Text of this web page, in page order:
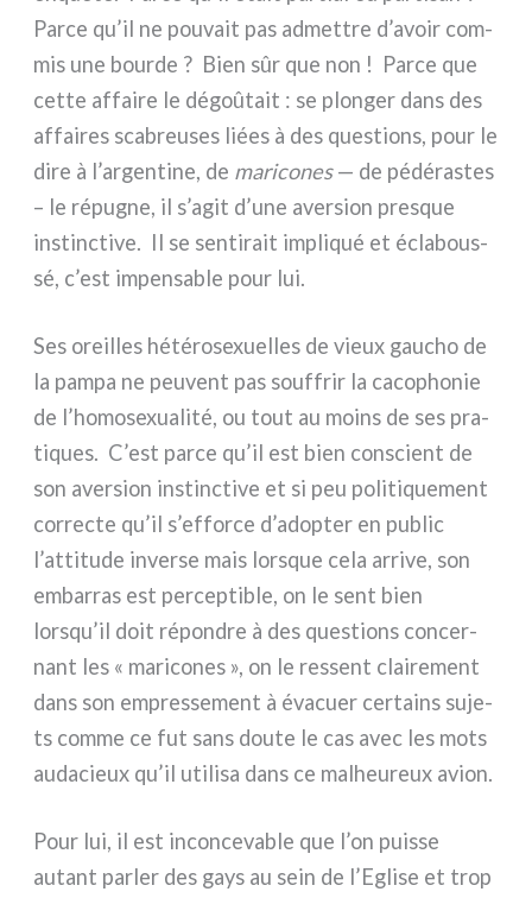
Parce qu’il ne pou­vait pas admet­tre d’avoir com­
mis une bour­de ? Bien sûr que non ! Parce que
cet­te affai­re le dégoû­tait : se plon­ger dans des
affai­res sca­breu­ses liées à des que­stions, pour le
dire à l’argentine, de mari­co­nes— de pédé­ra­stes
– le répu­gne, il s’agit d’une aver­sion pre­sque
instinc­ti­ve. Il se sen­ti­rait impli­qué et écla­bous­
sé, c’est impen­sa­ble pour lui.
Ses oreil­les hété­ro­se­xuel­les de vieux gau­cho de
la pam­pa ne peu­vent pas souf­frir la caco­pho­nie
de l’homosexualité, ou tout au moins de ses pra­
ti­ques. C’est par­ce qu’il est bien con­scient de
son aver­sion instinc­ti­ve et si peu poli­ti­que­ment
cor­rec­te qu’il s’efforce d’adopter en public
l’attitude inver­se mais lor­sque cela arri­ve, son
embar­ras est per­cep­ti­ble, on le sent bien
lorsqu’il doit répon­dre à des que­stions con­cer­
nant les « mari­co­nes », on le res­sent clai­re­ment
dans son empres­se­ment à éva­cuer cer­tains suje­
ts com­me ce fut sans dou­te le cas avec les mots
auda­cieux qu’il uti­li­sa dans ce malheu­reux avion.
Pour lui, il est incon­ce­va­ble que l’on puis­se
autant par­ler des gays au sein de l’Eglise et trop